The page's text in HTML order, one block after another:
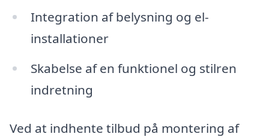
Integration af belysning og el-
installationer
Skabelse af en funktionel og stilren
indretning
Ved at indhente tilbud på montering af